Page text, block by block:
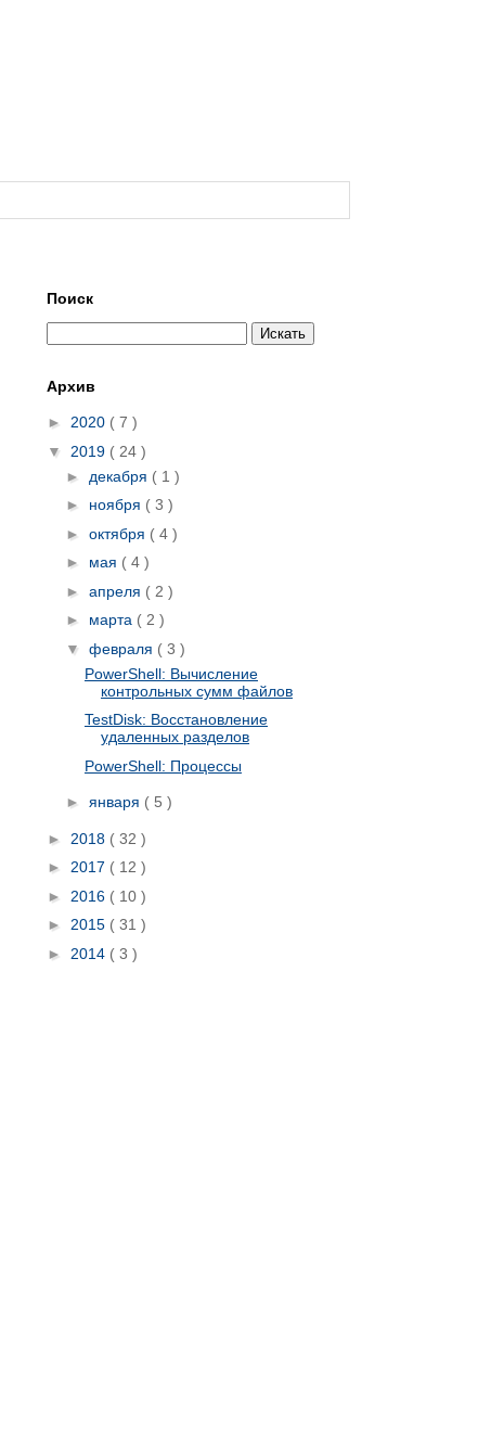
Поиск
Архив
► 2020 ( 7 )
▼ 2019 ( 24 )
► декабря ( 1 )
► ноября ( 3 )
► октября ( 4 )
► мая ( 4 )
► апреля ( 2 )
► марта ( 2 )
▼ февраля ( 3 )
PowerShell: Вычисление
контрольных сумм файлов
TestDisk: Восстановление
удаленных разделов
PowerShell: Процессы
► января ( 5 )
► 2018 ( 32 )
► 2017 ( 12 )
► 2016 ( 10 )
► 2015 ( 31 )
► 2014 ( 3 )